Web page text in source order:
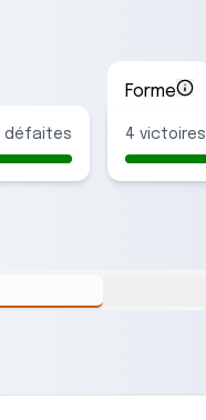
défaites
Forme
4 victoires